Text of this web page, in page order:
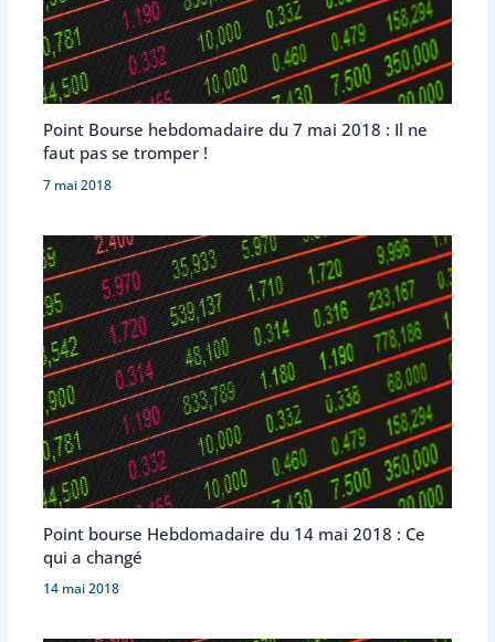
Point Bourse hebdomadaire du 7 mai 2018 : Il ne
faut pas se tromper !
7 mai 2018
Point bourse Hebdomadaire du 14 mai 2018 : Ce
qui a changé
14 mai 2018